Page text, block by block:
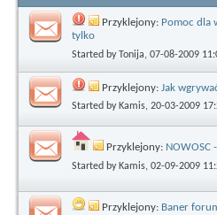
Przyklejony: Pomoc dla
tylko
Started byTonija, 07-08-2009
Przyklejony: Jak
Started by Kamis, 20-03-2009
Przyklejony: NOWOSC
Started by Kamis, 02-09-2009
Przyklejony: Baner